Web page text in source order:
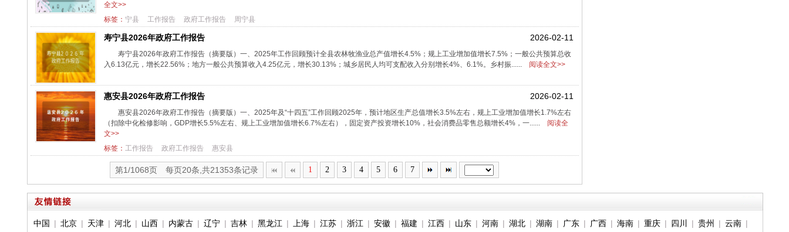
全文>>
标签： 宁县 工作报告 政府工作报告 周宁县
2026-02-11
寿宁县2026年政府工作报告
寿宁县2026年政府工作报告（摘要版）一、2025年工作回顾预计全县农林牧渔业总产值增长4.5%；规上工业增加值增长7.5%；一般公共预算总收
入6.13亿元，增长22.56%；地方一般公共预算收入4.25亿元，增长30.13%；城乡居民人均可支配收入分别增长4%、6.1%。乡村振......
阅读全文>>
2026-02-11
惠安县2026年政府工作报告
惠安县2026年政府工作报告（摘要版）一、2025年及“十四五”工作回顾2025年，预计地区生产总值增长3.5%左右，规上工业增加值增长1.7%左右
（扣除中化检修影响，GDP增长5.5%左右、规上工业增加值增长6.7%左右），固定资产投资增长10%，社会消费品零售总额增长4%，一......
阅读全
文>>
标签： 工作报告 政府工作报告 惠安县
第1/1068页 每页20条,共21353条记录 1 2 3 4 5 6 7
中国 | 北京| 天津| 河北| 山西| 内蒙古| 辽宁| 吉林| 黑龙江 | 上海| 江苏| 浙江 | 安徽| 福建 | 江西| 山东| 河南| 湖北| 湖南| 广东| 广西| 海南| 重庆| 四川 | 贵州 | 云南|